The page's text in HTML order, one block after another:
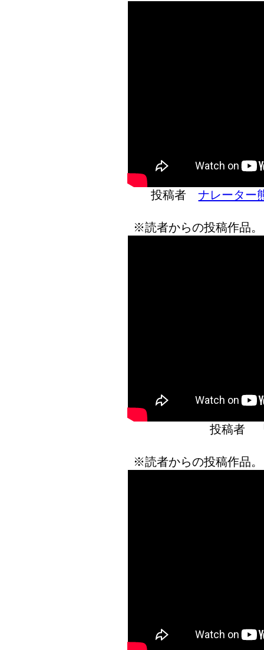
投稿者ナレーター
※読者からの投稿作品
投稿者
※読者からの投稿作品